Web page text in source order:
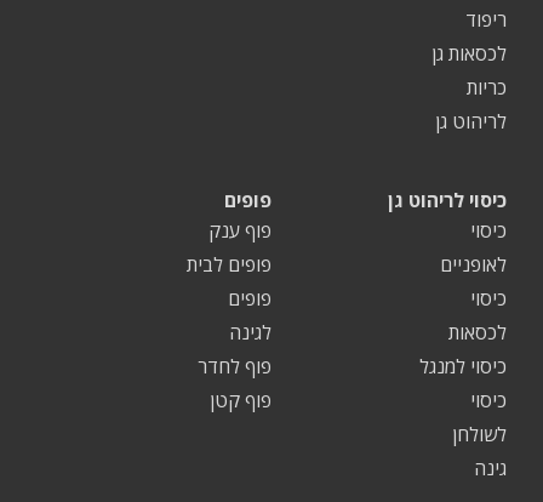
ריפוד
לכסאות גן
כריות
לריהוט גן
פופים
פוף ענק
פופים לבית
פופים
לגינה
פוף לחדר
פוף קטן
כיסוי לריהוט גן
כיסוי
לאופניים
כיסוי
לכסאות
כיסוי למנגל
כיסוי
לשולחן
גינה